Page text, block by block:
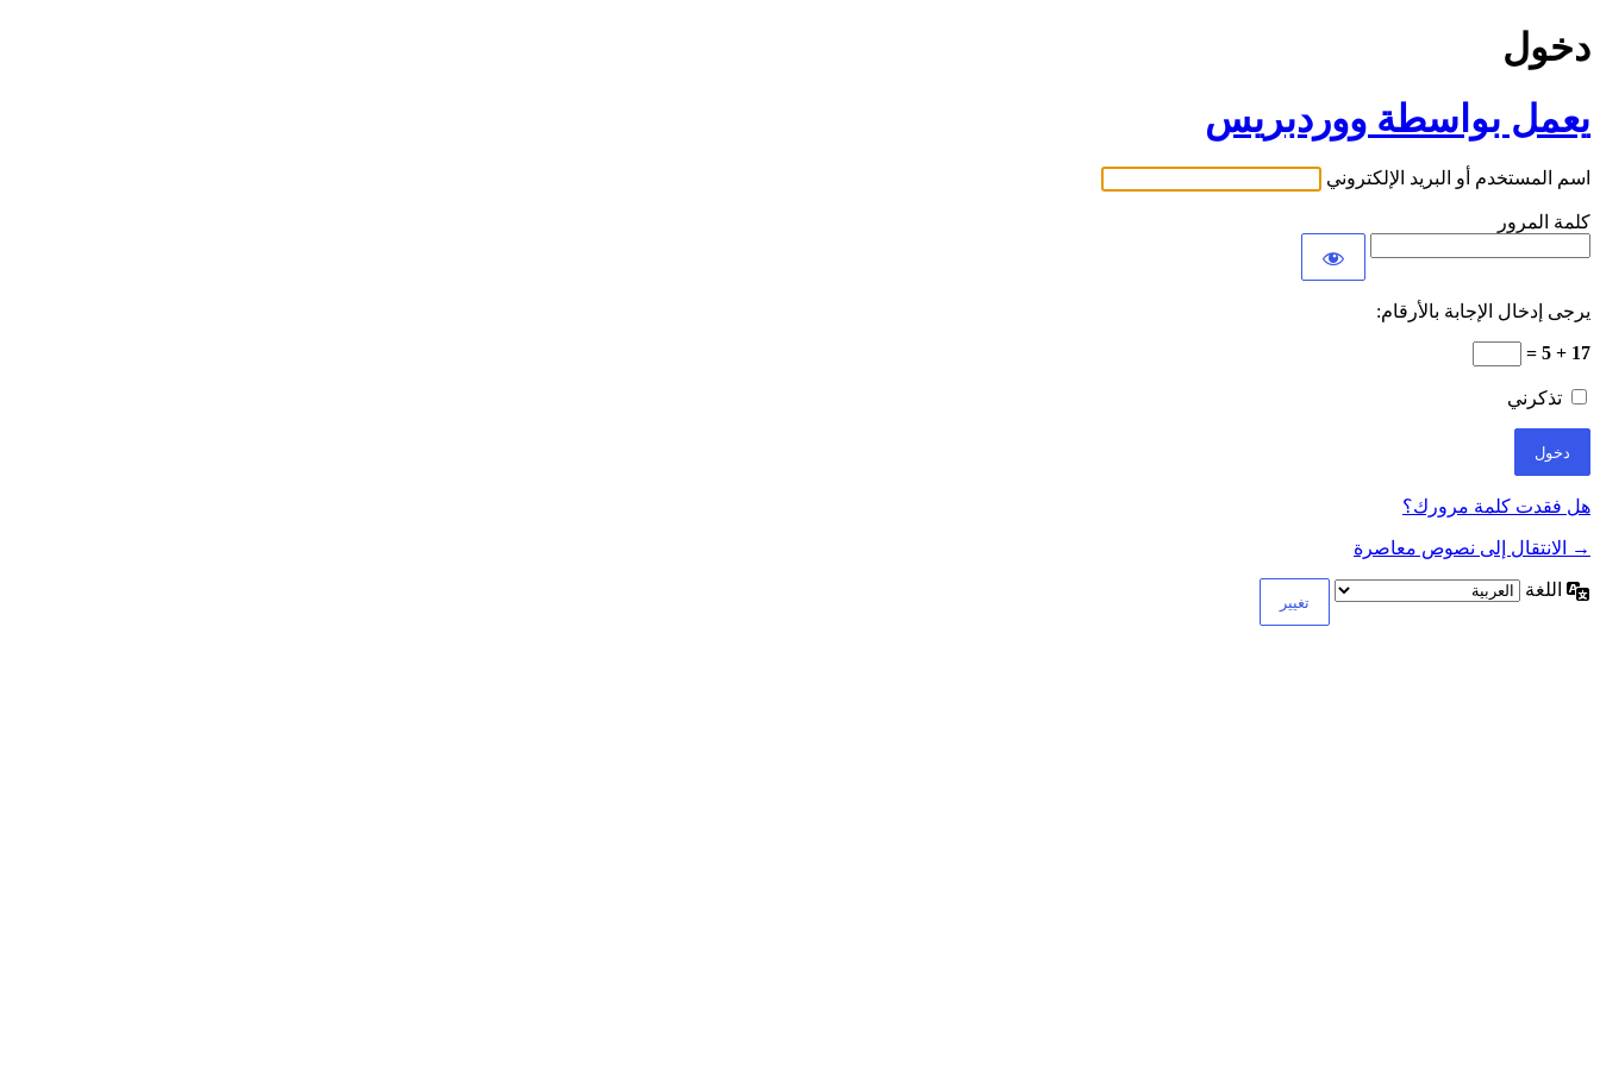
دخول
يعمل بواسطة ووردبريس
اسم المستخدم أو البريد الإلكتروني
كلمة المرور
يرجى إدخال الإجابة بالأرقام:
17 + 5 =
تذكرني
هل فقدت كلمة مرورك؟
→ الانتقال إلى نصوص معاصرة
اللغة